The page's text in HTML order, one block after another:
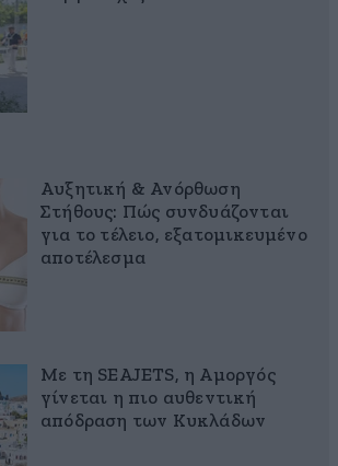
Αυξητική & Ανόρθωση
Στήθους: Πώς συνδυάζονται
για το τέλειο, εξατομικευμένο
αποτέλεσμα
Με τη SEAJETS, η Αμοργός
γίνεται η πιο αυθεντική
απόδραση των Κυκλάδων